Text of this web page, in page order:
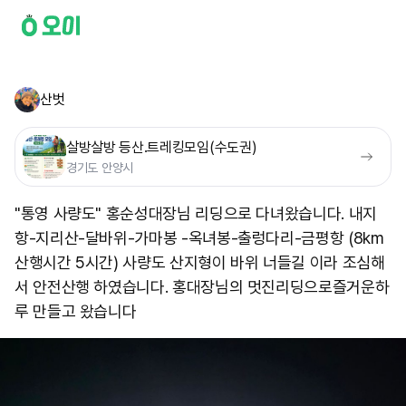
산벗
살방살방 등산.트레킹모임(수도권)
경기도 안양시
"통영 사량도" 홍순성대장님 리딩으로 다녀왔습니다. 내지
항-지리산-달바위-가마봉 -옥녀봉-출렁다리-금평항 (8km
산행시간 5시간) 사량도 산지형이 바위 너들길 이라 조심해
서 안전산행 하였습니다. 홍대장님의 멋진리딩으로 ​즐거운하
루 만들고 왔습니다